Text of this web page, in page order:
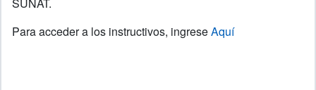
Para acceder a los instructivos, ingreseAquí